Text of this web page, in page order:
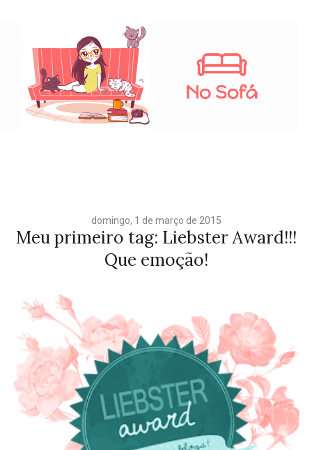
domingo, 1 de março de 2015
Meu primeiro tag: Liebster Award!!!
Que emoção!